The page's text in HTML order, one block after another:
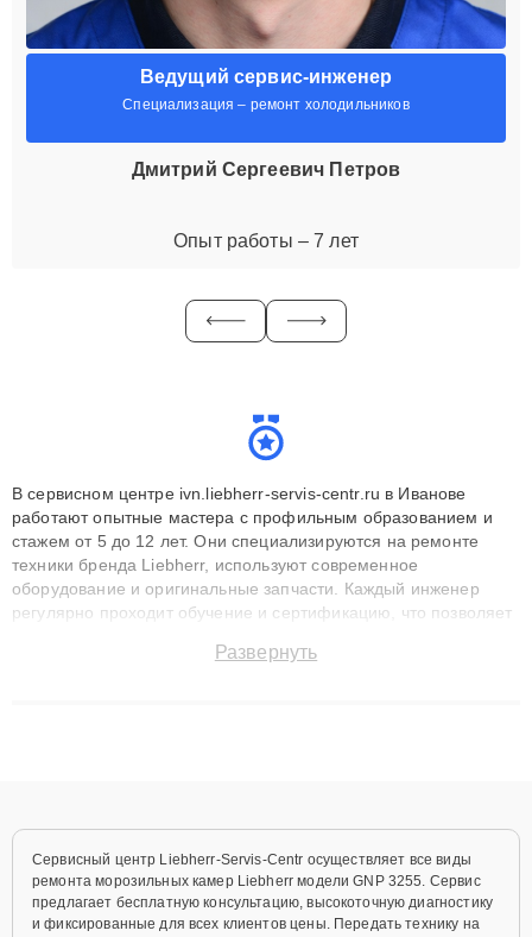
Ведущий сервис-инженер
Специализация – ремонт холодильников
Дмитрий Сергеевич Петров
Опыт работы – 7 лет
В сервисном центре ivn.liebherr-servis-centr.ru в Иванове
работают опытные мастера с профильным образованием и
стажем от 5 до 12 лет. Они специализируются на ремонте
техники бренда Liebherr, используют современное
оборудование и оригинальные запчасти. Каждый инженер
регулярно проходит обучение и сертификацию, что позволяет
технику с сохранением гарантии до 3 лет. Наши мастера
Развернуть
Сервисный центр Liebherr-Servis-Centr осуществляет все виды
ремонта морозильных камер Liebherr модели GNP 3255. Сервис
предлагает бесплатную консультацию, высокоточную диагностику
и фиксированные для всех клиентов цены. Передать технику на